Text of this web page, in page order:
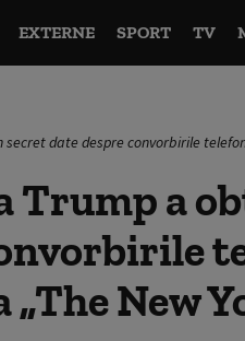
EXTERNE SPORT TV
date despre convorbirile
a
New